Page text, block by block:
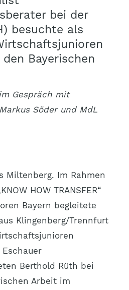
bei der
besuchte als
Bayerischen
Gespräch mit
Söder und MdL
Miltenberg. Im Rahmen
HOW TRANSFER“
Bayern begleitete
Klingenberg/Trennfurt
Berthold Rüth bei
Arbeit im